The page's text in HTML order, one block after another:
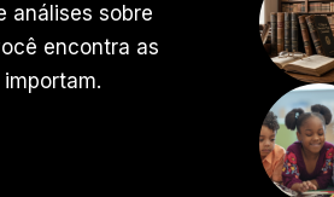
análises sobre
encontra as